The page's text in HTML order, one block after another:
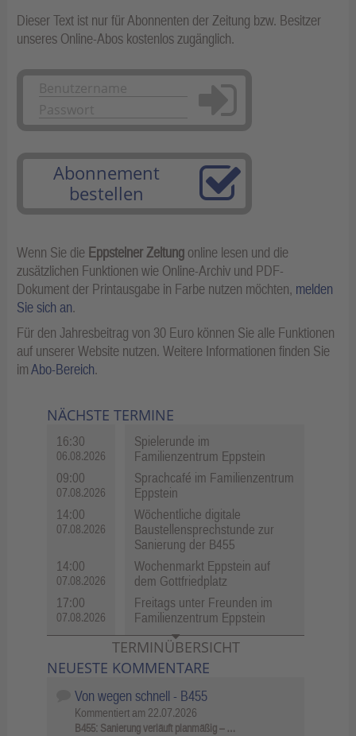
Dieser Text ist nur für Abonnenten der Zeitung bzw. Besitzer
unseres Online-Abos kostenlos zugänglich.
Anmelden
Abonnement
bestellen
Wenn Sie die Eppsteiner Zeitung online lesen und die
zusätzlichen Funktionen wie Online-Archiv und PDF-
Dokument der Printausgabe in Farbe nutzen möchten, melden
Sie sich an.
Für den Jahresbeitrag von 30 Euro können Sie alle Funktionen
auf unserer Website nutzen. Weitere Informationen finden Sie
imAbo-Bereich.
NÄCHSTE TERMINE
16:30
06.08.2026
Spielerunde im
Familienzentrum Eppstein
09:00
07.08.2026
Sprachcafé im Familienzentrum
Eppstein
14:00
07.08.2026
Wöchentliche digitale
Baustellensprechstunde zur
Sanierung der B455
14:00
07.08.2026
Wochenmarkt Eppstein auf
dem Gottfriedplatz
17:00
07.08.2026
Freitags unter Freunden im
Familienzentrum Eppstein
TERMINÜBERSICHT
NEUESTE KOMMENTARE
Von wegen schnell - B455
Kommentiert am 22.07.2026
B455: Sanierung verläuft planmäßig – …